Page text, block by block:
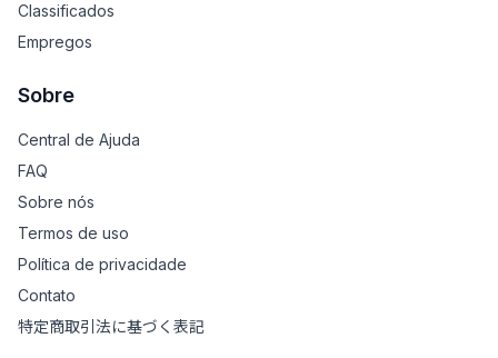
Classificados
Empregos
Sobre
Central de Ajuda
FAQ
Sobre nós
Termos de uso
Política de privacidade
Contato
特定商取引法に基づく表記